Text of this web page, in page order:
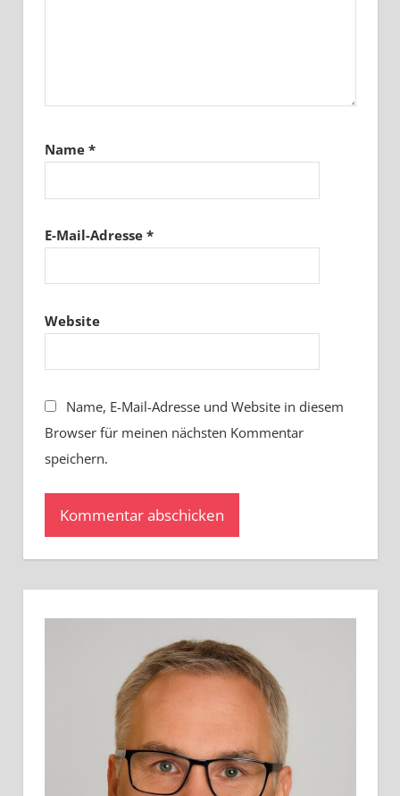
Name *
E-Mail-Adresse *
Website
Name, E-Mail-Adresse und Website in diesem
Browser für meinen nächsten Kommentar
speichern.